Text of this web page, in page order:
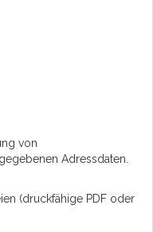
von
Adressdaten.
(druckfähige PDF oder